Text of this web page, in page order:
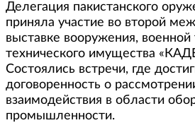
Делегация пакистанского
приняла участие во второй
выставке вооружения, военной
технического имущества
Состоялись встречи, где
договоренность о
взаимодействия в области
промышленности.